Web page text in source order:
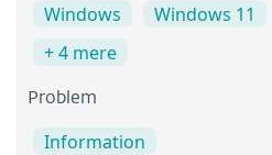
Windows Windows 11
+ 4 mere
Problem
Information